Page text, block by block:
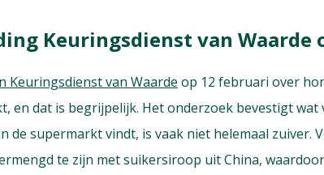
Keuringsdienst van Waarde
Keuringsdienst van Waarde op 12 februari over
en dat is begrijpelijk. Het onderzoek bevestigt wat
de supermarkt vindt, is vaak niet helemaal zuiver.
te zijn met suikersiroop uit China,